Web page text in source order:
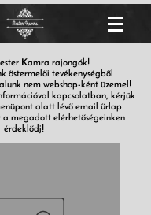
Kamra rajongók!
őstermelői tevékenységből
nem webshop-ként üzemel!
kapcsolatban, kérjük
alatt lévő email űrlap
a megadott elérhetőségeinken
érdeklődj!